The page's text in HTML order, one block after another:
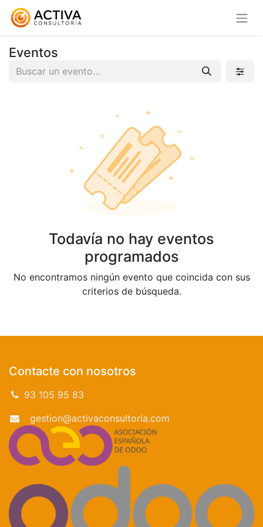
Eventos
Todavía no hay eventos
programados
No encontramos ningún evento que coincida con sus
criterios de búsqueda.
Contacte con nosotros
93 105 95 83
gestion@activaconsultoria.com